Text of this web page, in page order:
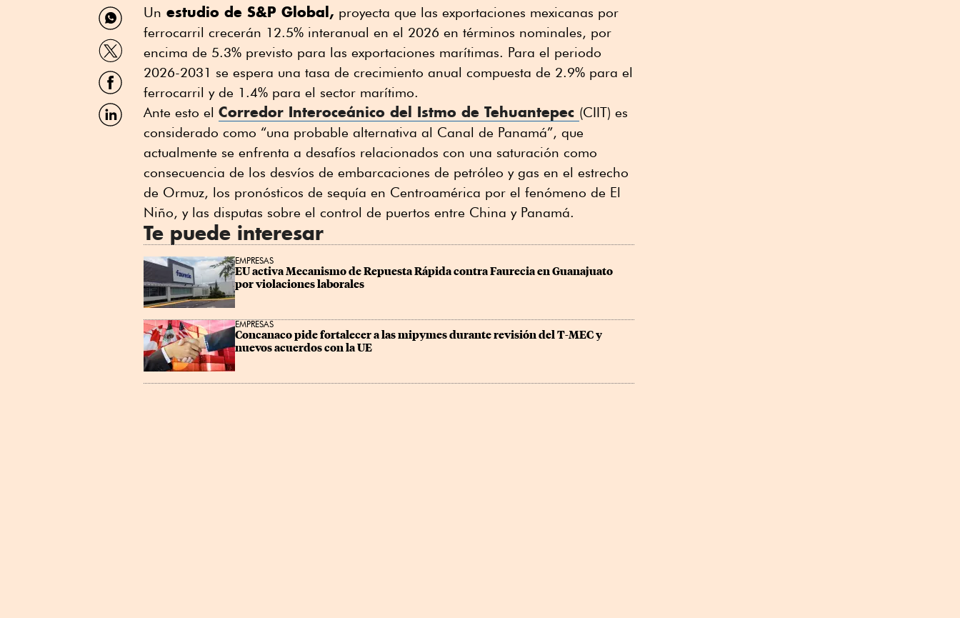
Compartir
por
WhatsApp
Compartir
por
Twitter
Compartir
por
Facebook
Compartir
por
Un estudio de S&P Global, proyecta que las exportaciones mexicanas por
ferrocarril crecerán 12.5% interanual en el 2026 en términos nominales, por
encima de 5.3% previsto para las exportaciones marítimas. Para el periodo
2026-2031 se espera una tasa de crecimiento anual compuesta de 2.9% para el
ferrocarril y de 1.4% para el sector marítimo.
Ante esto el Corredor Interoceánico del Istmo de Tehuantepec (CIIT) es
considerado como “una probable alternativa al Canal de Panamá”, que
actualmente se enfrenta a desafíos relacionados con una saturación como
consecuencia de los desvíos de embarcaciones de petróleo y gas en el estrecho
de Ormuz, los pronósticos de sequía en Centroamérica por el fenómeno de El
Niño, y las disputas sobre el control de puertos entre China y Panamá.
Te puede interesar
EMPRESAS
EU activa Mecanismo de Repuesta Rápida contra Faurecia en Guanajuato
por violaciones laborales
EMPRESAS
Concanaco pide fortalecer a las mipymes durante revisión del T-MEC y
nuevos acuerdos con la UE